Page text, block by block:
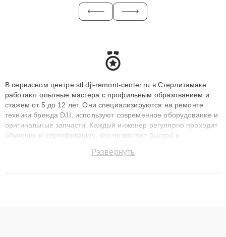
В сервисном центре stl.dji-remont-center.ru в Стерлитамаке
работают опытные мастера с профильным образованием и
стажем от 5 до 12 лет. Они специализируются на ремонте
техники бренда DJI, используют современное оборудование и
оригинальные запчасти. Каждый инженер регулярно проходит
обучение и сертификацию, что позволяет быстро и
сохранением гарантии до 3 лет. Наши мастера решают
Развернуть